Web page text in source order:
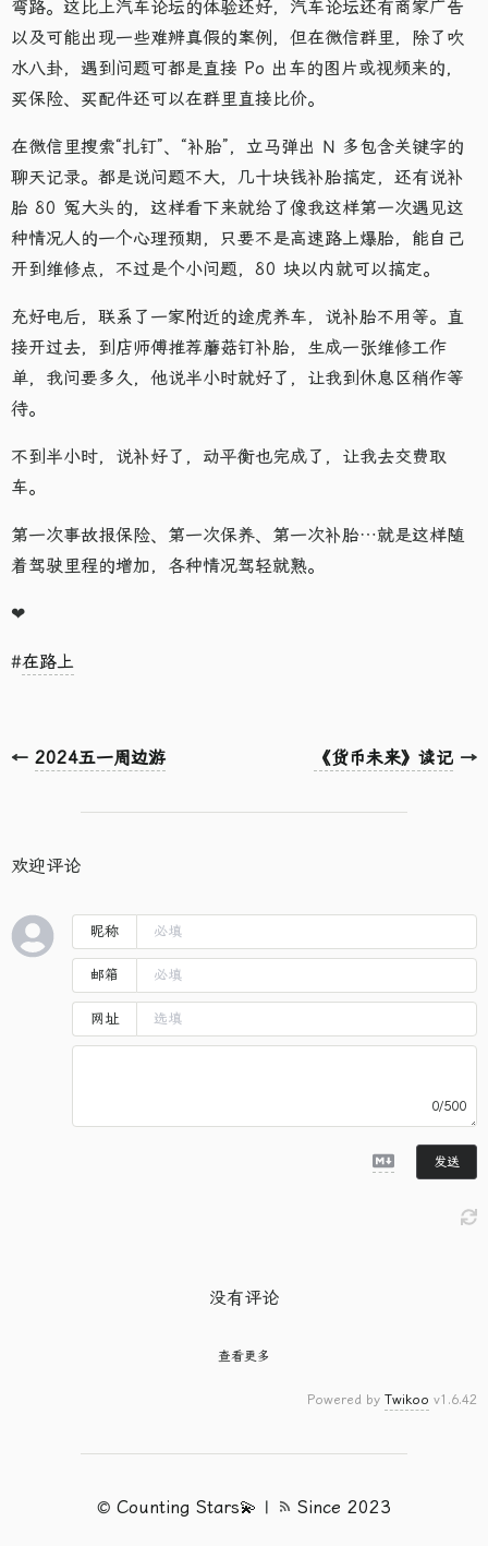
弯路。这比上汽车论坛的体验还好，汽车论坛还有商家广告
以及可能出现一些难辨真假的案例，但在微信群里，除了吹
水八卦，遇到问题可都是直接 Po 出车的图片或视频来的，
买保险、买配件还可以在群里直接比价。
在微信里搜索“扎钉”、“补胎”，立马弹出 N 多包含关键字的
聊天记录。都是说问题不大，几十块钱补胎搞定，还有说补
胎 80 冤大头的，这样看下来就给了像我这样第一次遇见这
种情况人的一个心理预期，只要不是高速路上爆胎，能自己
开到维修点，不过是个小问题，80 块以内就可以搞定。
充好电后，联系了一家附近的途虎养车，说补胎不用等。直
接开过去，到店师傅推荐蘑菇钉补胎，生成一张维修工作
单，我问要多久，他说半小时就好了，让我到休息区稍作等
待。
不到半小时，说补好了，动平衡也完成了，让我去交费取
车。
第一次事故报保险、第一次保养、第一次补胎…就是这样随
着驾驶里程的增加，各种情况驾轻就熟。
❤
#在路上
← 2024五一周边游 《货币未来》读记 →
欢迎评论
昵称
邮箱
网址
0/500
发送
没有评论
查看更多
Powered by Twikoo v1.6.42
© Counting Stars💫 | Since 2023